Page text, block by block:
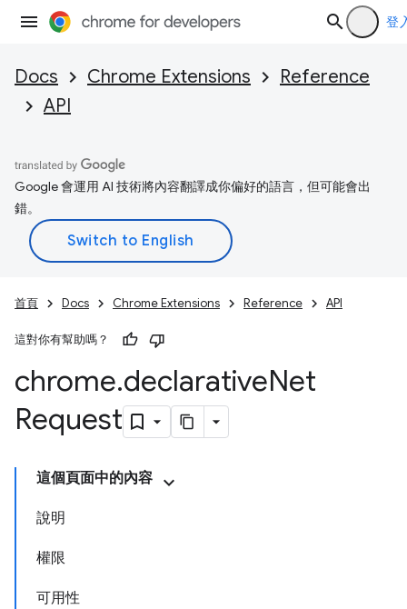
登
Docs Chrome Extensions
Reference
API
Google 會運用 AI 技術將內容翻譯成你偏好的語言，但可能會出
錯。
首頁 Docs Chrome Extensions Reference API
這對你有幫助嗎？
chrome.declarativeNet
Request
這個頁面中的內容
說明
權限
可用性